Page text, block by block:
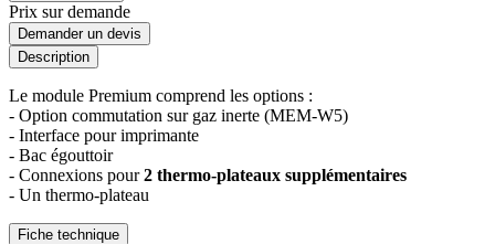
Prix sur demande
Demander un devis
Description
Le module Premium comprend les options :
- Option commutation sur gaz inerte (MEM-W5)
- Interface pour imprimante
- Bac égouttoir
- Connexions pour2 thermo-plateaux supplémentaires
- Un thermo-plateau
Fiche technique